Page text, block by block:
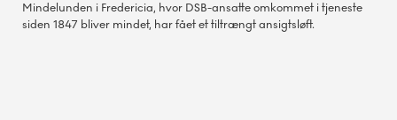
Mindelunden i Fredericia, hvor DSB-ansatte omkommet i tjeneste
siden 1847 bliver mindet, har fået et tiltrængt ansigtsløft.